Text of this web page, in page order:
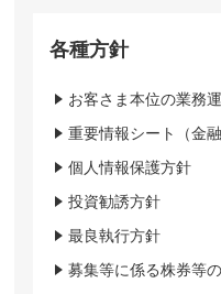
各種方針
お客さま本位の業務
重要情報シート（金融
個人情報保護方針
投資勧誘方針
最良執行方針
募集等に係る株券等